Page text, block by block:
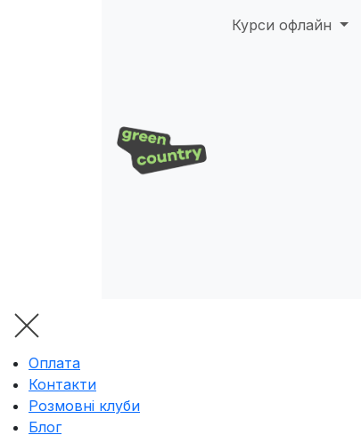
Курси офлайн
Оплата
Контакти
Розмовні клуби
Блог